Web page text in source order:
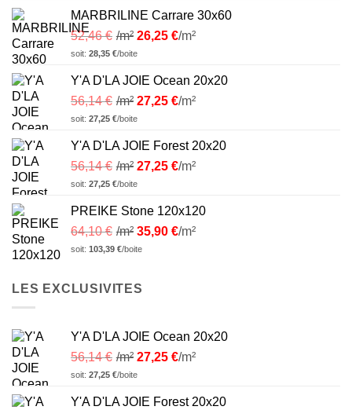
MARBRILINE Carrare 30x60
52,46€ /m² 26,25 €/m²
soit: 28,35 €/boite
Y'A D'LA JOIE Ocean 20x20
56,14€ /m² 27,25 €/m²
soit: 27,25 €/boite
Y'A D'LA JOIE Forest 20x20
56,14€ /m² 27,25 €/m²
soit: 27,25 €/boite
PREIKE Stone 120x120
64,10€ /m² 35,90 €/m²
soit: 103,39 €/boite
LES EXCLUSIVITES
Y'A D'LA JOIE Ocean 20x20
56,14€ /m² 27,25 €/m²
soit: 27,25 €/boite
Y'A D'LA JOIE Forest 20x20